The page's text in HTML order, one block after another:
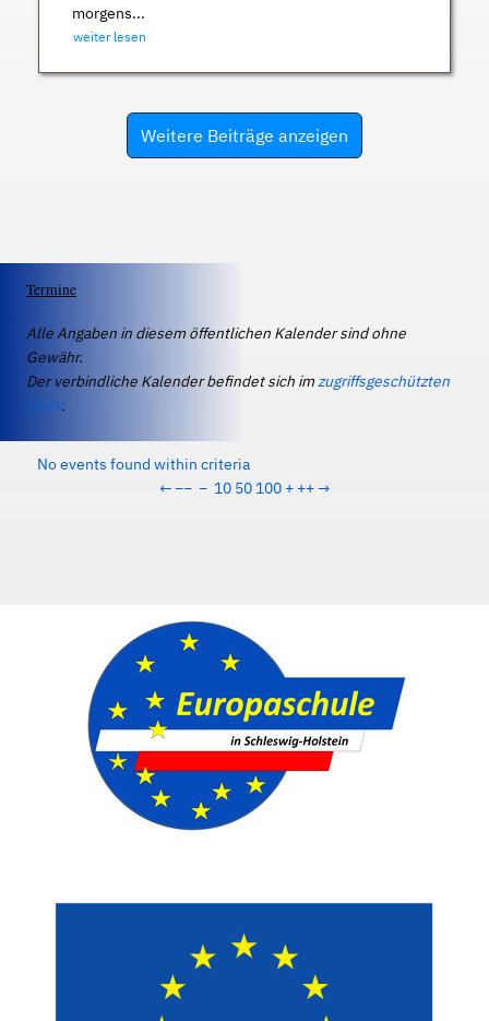
morgens...
weiter lesen
Weitere Beiträge anzeigen
Termine
Alle Angaben in diesem öffentlichen Kalender sind ohne
Gewähr.
Der verbindliche Kalender befindet sich imzugriffsgeschützten
IServ.
No events found within criteria
← −− − 10 50 100 + ++→